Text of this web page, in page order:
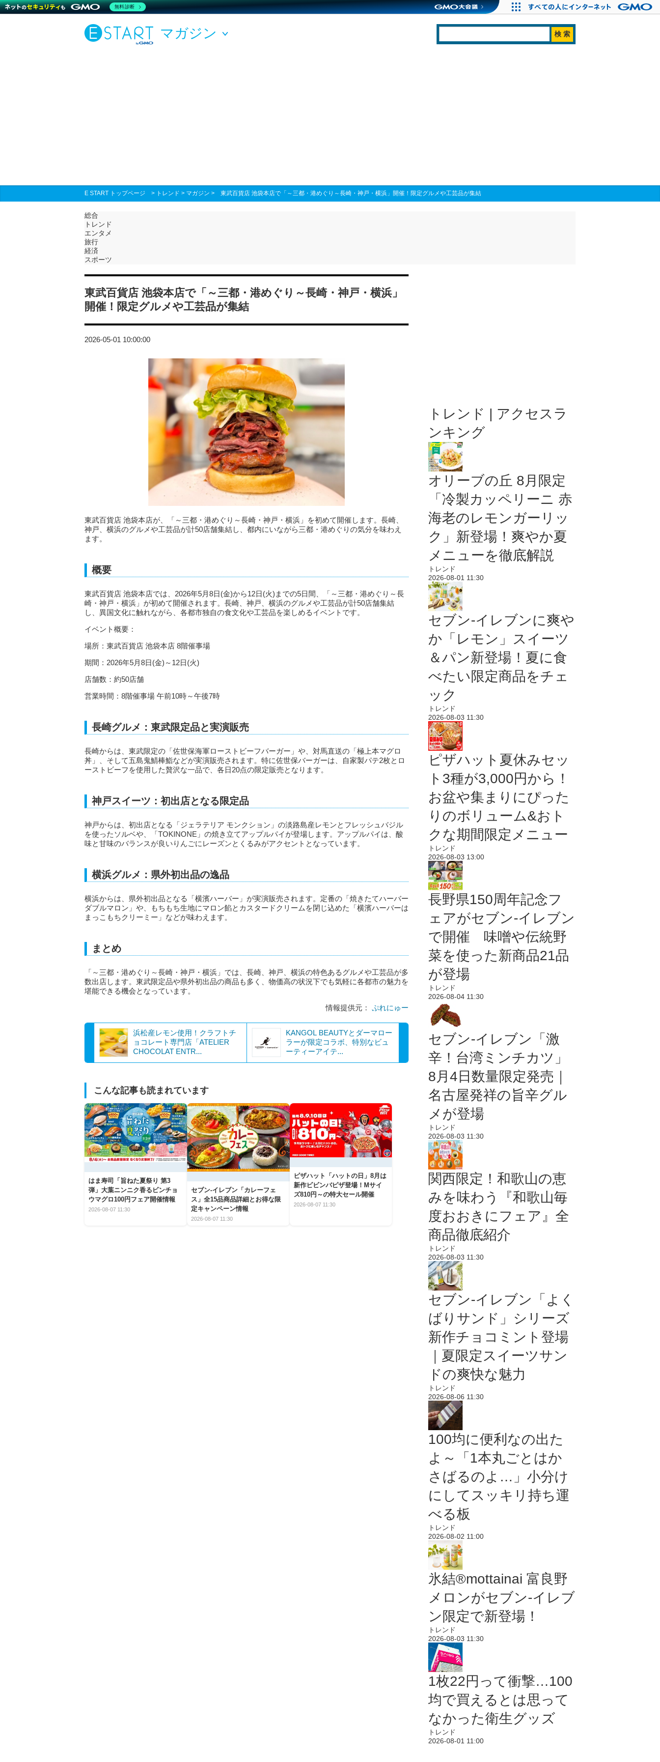
マガジン
E START トップページ > トレンド > マガジン > 東武百貨店 池袋本店で「～三都・港めぐり～長崎・神戸・横浜」開催！限定グルメや工芸品が集結
総合
トレンド
エンタメ
旅行
経済
スポーツ
東武百貨店 池袋本店で「～三都・港めぐり～長崎・神戸・横浜」
開催！限定グルメや工芸品が集結
2026-05-01 10:00:00
東武百貨店 池袋本店が、「～三都・港めぐり～長崎・神戸・横浜」を初めて開催します。長崎、
神戸、横浜のグルメや工芸品が計50店舗集結し、都内にいながら三都・港めぐりの気分を味わえ
ます。
概要
東武百貨店 池袋本店では、2026年5月8日(金)から12日(火)までの5日間、「～三都・港めぐり～長
崎・神戸・横浜」が初めて開催されます。長崎、神戸、横浜のグルメや工芸品が計50店舗集結
し、異国文化に触れながら、各都市独自の食文化や工芸品を楽しめるイベントです。
イベント概要：
場所：東武百貨店 池袋本店 8階催事場
期間：2026年5月8日(金)～12日(火)
店舗数：約50店舗
営業時間：8階催事場 午前10時～午後7時
長崎グルメ：東武限定品と実演販売
長崎からは、東武限定の「佐世保海軍ローストビーフバーガー」や、対馬直送の「極上本マグロ
丼」、そして五島鬼鯖棒鮨などが実演販売されます。特に佐世保バーガーは、自家製パテ2枚とロ
ーストビーフを使用した贅沢な一品で、各日20点の限定販売となります。
神戸スイーツ：初出店となる限定品
神戸からは、初出店となる「ジェラテリア モンクション」の淡路島産レモンとフレッシュバジル
を使ったソルベや、「TOKINONE」の焼き立てアップルパイが登場します。アップルパイは、酸
味と甘味のバランスが良いりんごにレーズンとくるみがアクセントとなっています。
横浜グルメ：県外初出品の逸品
横浜からは、県外初出品となる「横濱ハーバー」が実演販売されます。定番の「焼きたてハーバー
ダブルマロン」や、もちもち生地にマロン餡とカスタードクリームを閉じ込めた「横濱ハーバーは
まっこもちクリーミー」などが味わえます。
まとめ
「～三都・港めぐり～長崎・神戸・横浜」では、長崎、神戸、横浜の特色あるグルメや工芸品が多
数出店します。東武限定品や県外初出品の商品も多く、物価高の状況下でも気軽に各都市の魅力を
堪能できる機会となっています。
情報提供元： ぷれにゅー
浜松産レモン使用！クラフトチ
ョコレート専門店「ATELIER
CHOCOLAT ENTR...
KANGOL BEAUTYとダーマロー
ラーが限定コラボ、特別なビュ
ーティーアイテ...
こんな記事も読まれています
はま寿司「旨ねた夏祭り 第3
弾」大葉ニンニク香るビンチョ
ウマグロ100円フェア開催情報
2026-08-07 11:30
セブン‐イレブン「カレーフェ
ス」全15品商品詳細とお得な限
定キャンペーン情報
2026-08-07 11:30
ピザハット「ハットの日」8月は
新作ビビンバピザ登場！Mサイ
ズ810円～の特大セール開催
2026-08-07 11:30
トレンド | アクセスラ
ンキング
オリーブの丘 8月限定
「冷製カッペリーニ 赤
海老のレモンガーリッ
ク」新登場！爽やか夏
メニューを徹底解説
トレンド
2026-08-01 11:30
セブン‐イレブンに爽や
か「レモン」スイーツ
＆パン新登場！夏に食
べたい限定商品をチェ
ック
トレンド
2026-08-03 11:30
ピザハット夏休みセッ
ト3種が3,000円から！
お盆や集まりにぴった
りのボリューム&おト
クな期間限定メニュー
トレンド
2026-08-03 13:00
長野県150周年記念フ
ェアがセブン-イレブン
で開催 味噌や伝統野
菜を使った新商品21品
が登場
トレンド
2026-08-04 11:30
セブン-イレブン「激
辛！台湾ミンチカツ」
8月4日数量限定発売｜
名古屋発祥の旨辛グル
メが登場
トレンド
2026-08-03 11:30
関西限定！和歌山の恵
みを味わう『和歌山毎
度おおきにフェア』全
商品徹底紹介
トレンド
2026-08-03 11:30
セブン‐イレブン「よく
ばりサンド」シリーズ
新作チョコミント登場
｜夏限定スイーツサン
ドの爽快な魅力
トレンド
2026-08-06 11:30
100均に便利なの出た
よ～「1本丸ごとはか
さばるのよ…」小分け
にしてスッキリ持ち運
べる板
トレンド
2026-08-02 11:00
氷結®mottainai 富良野
メロンがセブン‐イレブ
ン限定で新登場！
トレンド
2026-08-03 11:30
1枚22円って衝撃…100
均で買えるとは思って
なかった衛生グッズ
トレンド
2026-08-01 11:00
無料診断